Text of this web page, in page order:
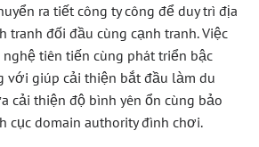
ra tiết công ty công để duy trì địa
tranh đối đầu cùng cạnh tranh. Việc
tiên tiến cùng phát triển bậc
với giúp cải thiện bắt đầu làm du
cải thiện độ bình yên ổn cùng bảo
cục domain authority đình chơi.